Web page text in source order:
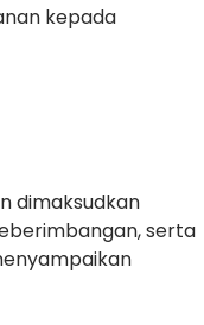
kepada
dimaksudkan
serta